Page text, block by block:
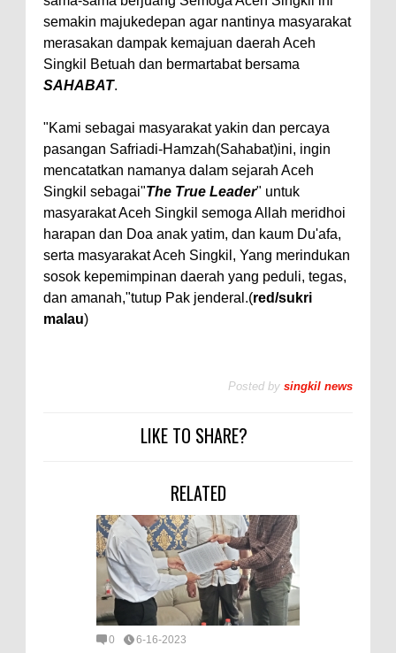
semakin majukedepan agar nantinya masyarakat
merasakan dampak kemajuan daerah Aceh
Singkil Betuah dan bermartabat bersama
SAHABAT.
"Kami sebagai masyarakat yakin dan percaya
pasangan Safriadi-Hamzah(Sahabat)ini, ingin
mencatatkan namanya dalam sejarah Aceh
Singkil sebagai"The True Leader" untuk
masyarakat Aceh Singkil semoga Allah meridhoi
harapan dan Doa anak yatim, dan kaum Du'afa,
serta masyarakat Aceh Singkil, Yang merindukan
sosok kepemimpinan daerah yang peduli, tegas,
dan amanah,"tutup Pak jenderal.(red/sukri
malau)
Posted by singkil news
LIKE TO SHARE?
RELATED
0 6-16-2023